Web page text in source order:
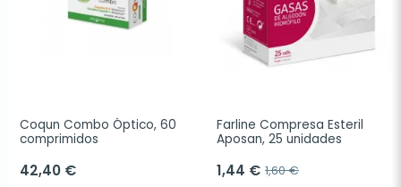
Coqun Combo Óptico, 60
comprimidos
42,40 €
Farline Compresa Esteril
Aposan, 25 unidades
1,44 € 1,60 €